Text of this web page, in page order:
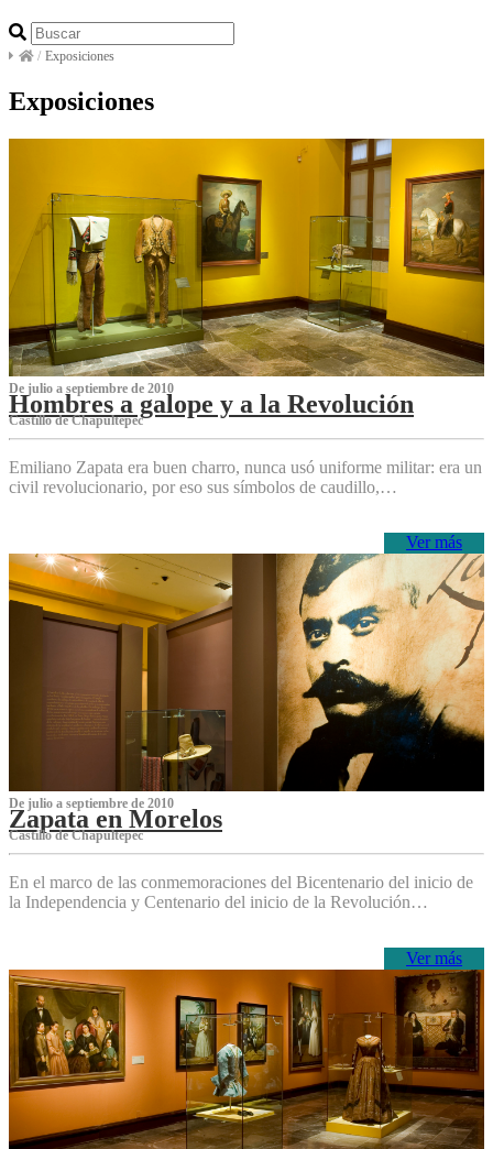
/ Exposiciones
Exposiciones
De julio a septiembre de 2010
Hombres a galope y a la Revolución
Castillo de Chapultepec
Emiliano Zapata era buen charro, nunca usó uniforme militar: era un
civil revolucionario, por eso sus símbolos de caudillo,…
Ver más
De julio a septiembre de 2010
Zapata en Morelos
Castillo de Chapultepec
En el marco de las conmemoraciones del Bicentenario del inicio de
la Independencia y Centenario del inicio de la Revolución…
Ver más